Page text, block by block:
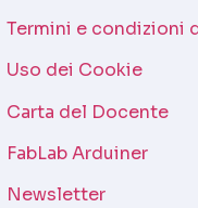
Termini e condizioni
Uso dei Cookie
Carta del Docente
FabLab Arduiner
Newsletter